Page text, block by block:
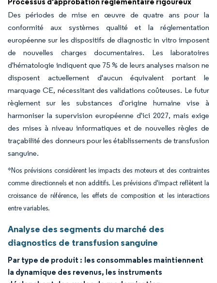
Des périodes de mise en œuvre de quatre ans pour la
conformité aux systèmes qualité et la réglementation
européenne sur les dispositifs de diagnostic in vitro imposent
de nouvelles charges documentaires. Les laboratoires
d'hématologie indiquent que 75 % de leurs analyses maison ne
disposent actuellement d'aucun équivalent portant le
marquage CE, nécessitant des validations coûteuses. Le futur
règlement sur les substances d'origine humaine vise à
harmoniser la supervision européenne d'ici 2027, mais exige
des mises à niveau informatiques et de nouvelles règles de
traçabilité des donneurs pour les établissements de transfusion
sanguine.
*Nos prévisions considèrent les impacts des moteurs et des contraintes
comme directionnels et non additifs. Les prévisions d'impact reflètent la
croissance de référence, les effets de composition et les interactions
entre variables.
Analyse des segments du marché des
diagnostics de transfusion sanguine
Par type de produit : les consommables maintiennent
la dynamique des revenus, les instruments